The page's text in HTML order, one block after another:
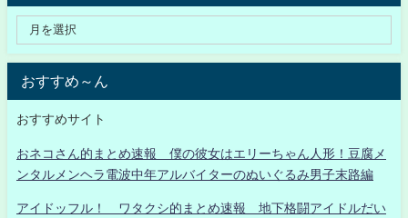
おすすめ～ん
おすすめサイト
おネコさん的まとめ速報 僕の彼女はエリーちゃん人形！豆腐メ
ンタルメンヘラ電波中年アルバイターのぬいぐるみ男子末路編
アイドッフル！ ワタクシ的まとめ速報 地下格闘アイドルだい